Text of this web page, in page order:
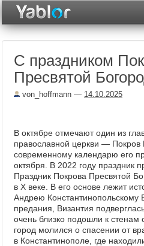
С праздником
Пресвятой
von_hoffmann — 14.10.2025
В октябре отмечают один из
православной церкви —
современному календарю его
октября. В 2022 году праздник
Праздник Покрова Пресвятой
в X веке. В его основе лежит
Андрею Константинопольскому
предания, Византия
очень близко подошли к стенам
город молился о спасении от
в Константинополе, где